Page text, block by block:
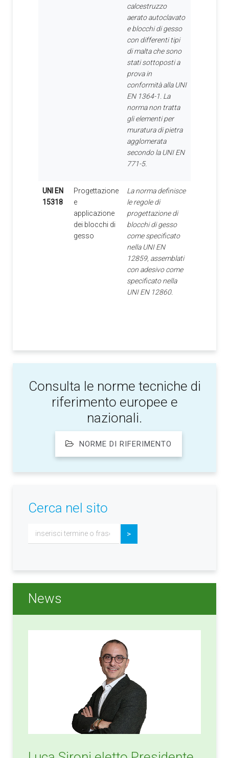
calcestruzzo
aerato autoclavato
e blocchi di gesso
con differenti tipi
di malta che sono
stati sottoposti a
prova in
conformità alla UNI
EN 1364-1. La
norma non tratta
gli elementi per
muratura di pietra
agglomerata
secondo la UNI EN
771-5.
UNI EN
15318
Progettazione
e
applicazione
dei blocchi di
gesso
La norma definisce
le regole di
progettazione di
blocchi di gesso
come specificato
nella UNI EN
12859, assemblati
con adesivo come
specificato nella
UNI EN 12860.
Consulta le norme tecniche di
riferimento europee e
nazionali.
NORME DI RIFERIMENTO
Cerca nel sito
Cerca... >
News